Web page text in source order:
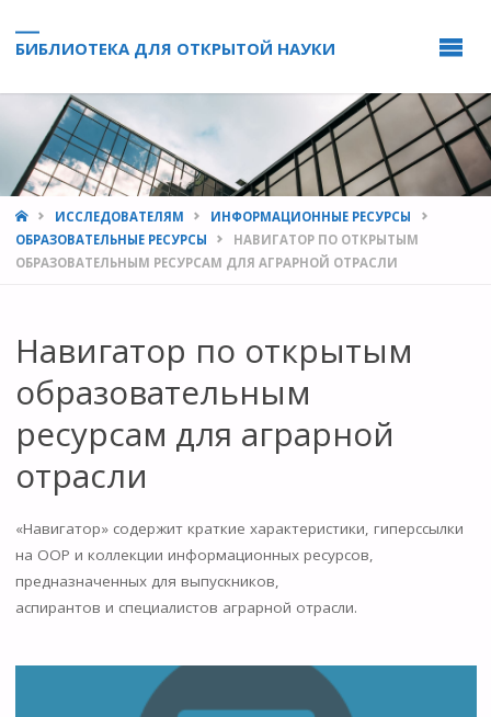
БИБЛИОТЕКА ДЛЯ ОТКРЫТОЙ НАУКИ
HOMEИССЛЕДОВАТЕЛЯМ
ИНФОРМАЦИОННЫЕ РЕСУРСЫ
ОБРАЗОВАТЕЛЬНЫЕ РЕСУРСЫ
НАВИГАТОР ПО ОТКРЫТЫМ
ОБРАЗОВАТЕЛЬНЫМ РЕСУРСАМ ДЛЯ АГРАРНОЙ ОТРАСЛИ
Навигатор по открытым
образовательным
ресурсам для аграрной
отрасли
«Навигатор» содержит краткие характеристики, гиперссылки
на ООР и коллекции информационных ресурсов,
предназначенных для выпускников,
аспирантов и специалистов аграрной отрасли.